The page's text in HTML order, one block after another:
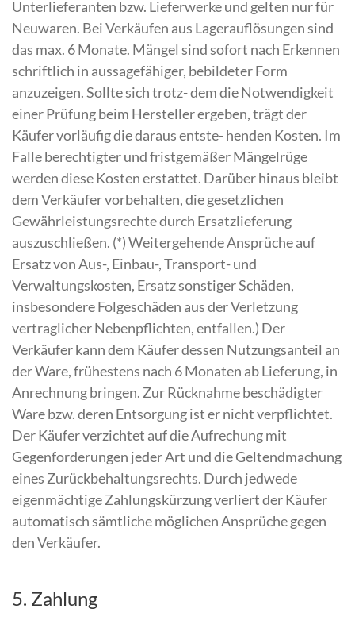
Unterlieferanten bzw. Lieferwerke und gelten nur für
Neuwaren. Bei Verkäufen aus Lagerauflösungen sind
das max. 6 Monate. Mängel sind sofort nach Erkennen
schriftlich in aussagefähiger, bebildeter Form
anzuzeigen. Sollte sich trotz- dem die Notwendigkeit
einer Prüfung beim Hersteller ergeben, trägt der
Käufer vorläufig die daraus entste- henden Kosten. Im
Falle berechtigter und fristgemäßer Mängelrüge
werden diese Kosten erstattet. Darüber hinaus bleibt
dem Verkäufer vorbehalten, die gesetzlichen
Gewährleistungsrechte durch Ersatzlieferung
auszuschließen. (*) Weitergehende Ansprüche auf
Ersatz von Aus-, Einbau-, Transport- und
Verwaltungskosten, Ersatz sonstiger Schäden,
insbesondere Folgeschäden aus der Verletzung
vertraglicher Nebenpflichten, entfallen.) Der
Verkäufer kann dem Käufer dessen Nutzungsanteil an
der Ware, frühestens nach 6 Monaten ab Lieferung, in
Anrechnung bringen. Zur Rücknahme beschädigter
Ware bzw. deren Entsorgung ist er nicht verpflichtet.
Der Käufer verzichtet auf die Aufrechung mit
Gegenforderungen jeder Art und die Geltendmachung
eines Zurückbehaltungsrechts. Durch jedwede
eigenmächtige Zahlungskürzung verliert der Käufer
automatisch sämtliche möglichen Ansprüche gegen
den Verkäufer.
5. Zahlung